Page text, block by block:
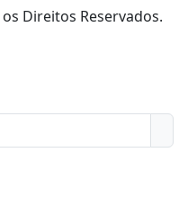
Direitos Reservados.